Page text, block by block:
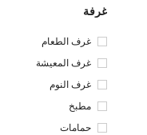
غرفة
غرف الطعام
غرف المعيشة
غرف النوم
مطبخ
حمامات